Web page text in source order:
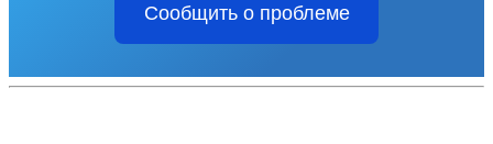
Сообщить о проблеме